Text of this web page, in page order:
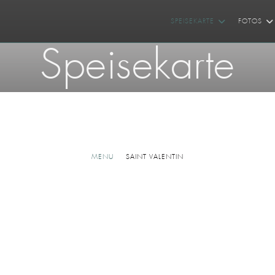
SPEISEKARTE FOTOS
Speisekarte
MENU SAINT VALENTIN